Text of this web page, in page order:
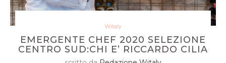
Witaly
EMERGENTE CHEF 2020 SELEZIONE
CENTRO SUD:CHI E’ RICCARDO CILIA